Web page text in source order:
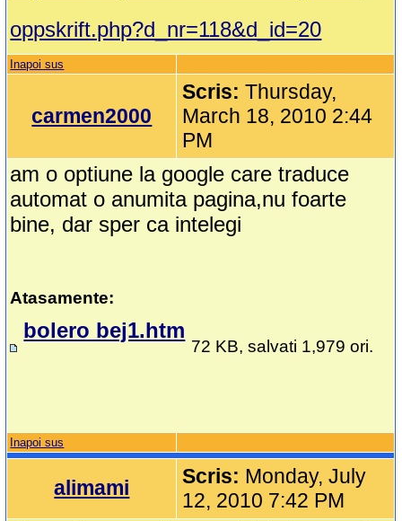
oppskrift.php?d_nr=118&d_id=20
Inapoi sus
carmen2000
Scris:Thursday,
March 18, 2010 2:44
PM
am o optiune la google care traduce
automat o anumita pagina,nu foarte
bine, dar sper ca intelegi
Atasamente:
bolero bej1.htm
72 KB, salvati 1,979 ori.
Inapoi sus
alimami Scris: Monday, July
12, 2010 7:42 PM